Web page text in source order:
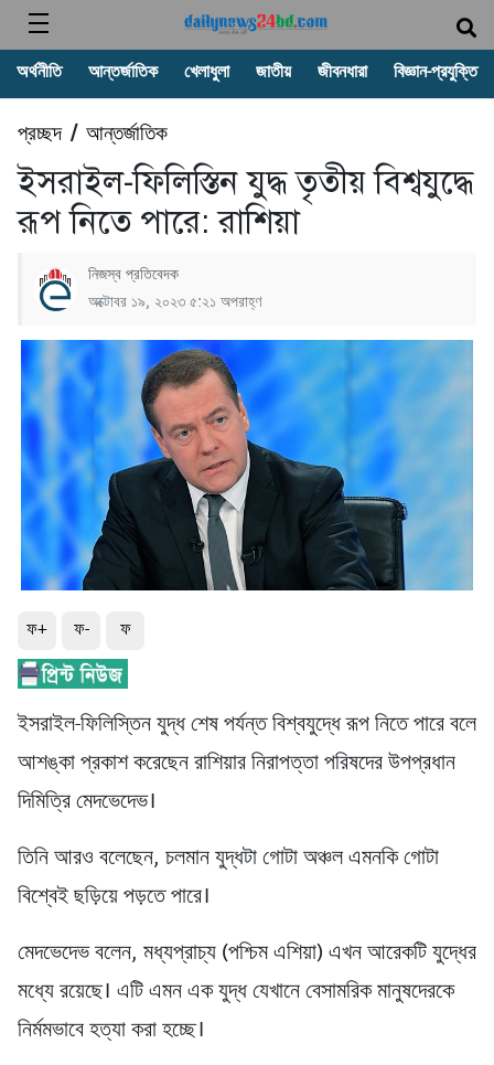
অর্থনীতি আন্তর্জাতিক খেলাধুলা জাতীয় জীবনধারা বিজ্ঞান-প্রযুক্তি
প্রচ্ছদ/ আন্তর্জাতিক
ইসরাইল-ফিলিস্তিন যুদ্ধ তৃতীয় বিশ্বযুদ্ধে
রূপ নিতে পারে: রাশিয়া
নিজস্ব প্রতিবেদক
অক্টোবর ১৯, ২০২৩ ৫:২১ অপরাহ্ণ
ফ+ ফ- ফ
ইসরাইল-ফিলিস্তিন যুদ্ধ শেষ পর্যন্ত বিশ্বযুদ্ধে রূপ নিতে পারে বলে
আশঙ্কা প্রকাশ করেছেন রাশিয়ার নিরাপত্তা পরিষদের উপপ্রধান
দিমিত্রি মেদভেদেভ।
তিনি আরও বলেছেন, চলমান যুদ্ধটা গোটা অঞ্চল এমনকি গোটা
বিশ্বেই ছড়িয়ে পড়তে পারে।
মেদভেদেভ বলেন, মধ্যপ্রাচ্য (পশ্চিম এশিয়া) এখন আরেকটি যুদ্ধের
মধ্যে রয়েছে। এটি এমন এক যুদ্ধ যেখানে বেসামরিক মানুষদেরকে
নির্মমভাবে হত্যা করা হচ্ছে।